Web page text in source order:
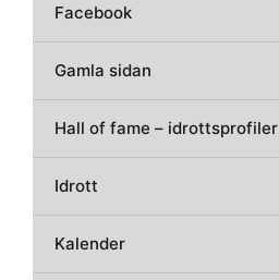
Facebook
Gamla sidan
Hall of fame – idrottsprofiler
Idrott
Kalender